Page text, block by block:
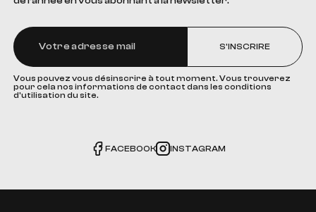
S'INSCRIRE
Vous pouvez vous désinscrire à tout moment. Vous trouverez
pour cela nos informations de contact dans les conditions
d'utilisation du site.
FACEBOOK INSTAGRAM